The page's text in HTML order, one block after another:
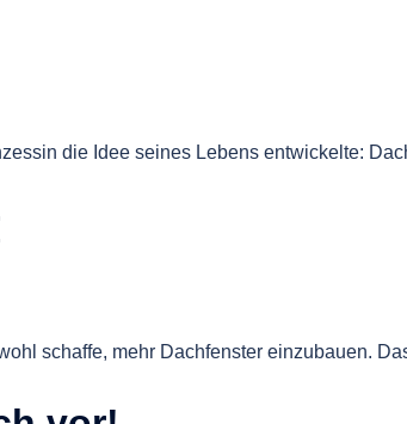
die Idee seines Lebens entwickelte:
schaffe, mehr Dachfenster einzubauen.